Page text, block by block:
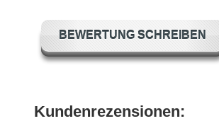
BEWERTUNG SCHREIBEN
Kundenrezensionen: